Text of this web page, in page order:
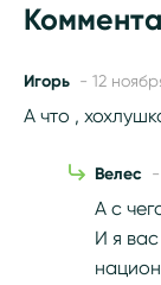
Игорь - 12
А что ,
Велес
А с
И я